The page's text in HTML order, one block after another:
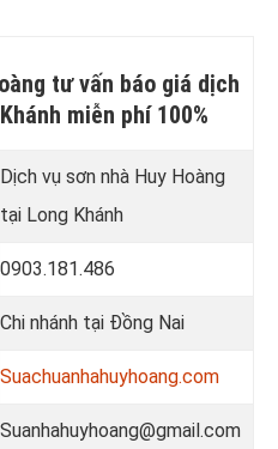
tư vấn báo giá dịch
miễn phí 100%
Dịch vụ sơn nhà Huy Hoàng
tại Long Khánh
0903.181.486
Chi nhánh tại Đồng Nai
Suachuanhahuyhoang.com
Suanhahuyhoang@gmail.com